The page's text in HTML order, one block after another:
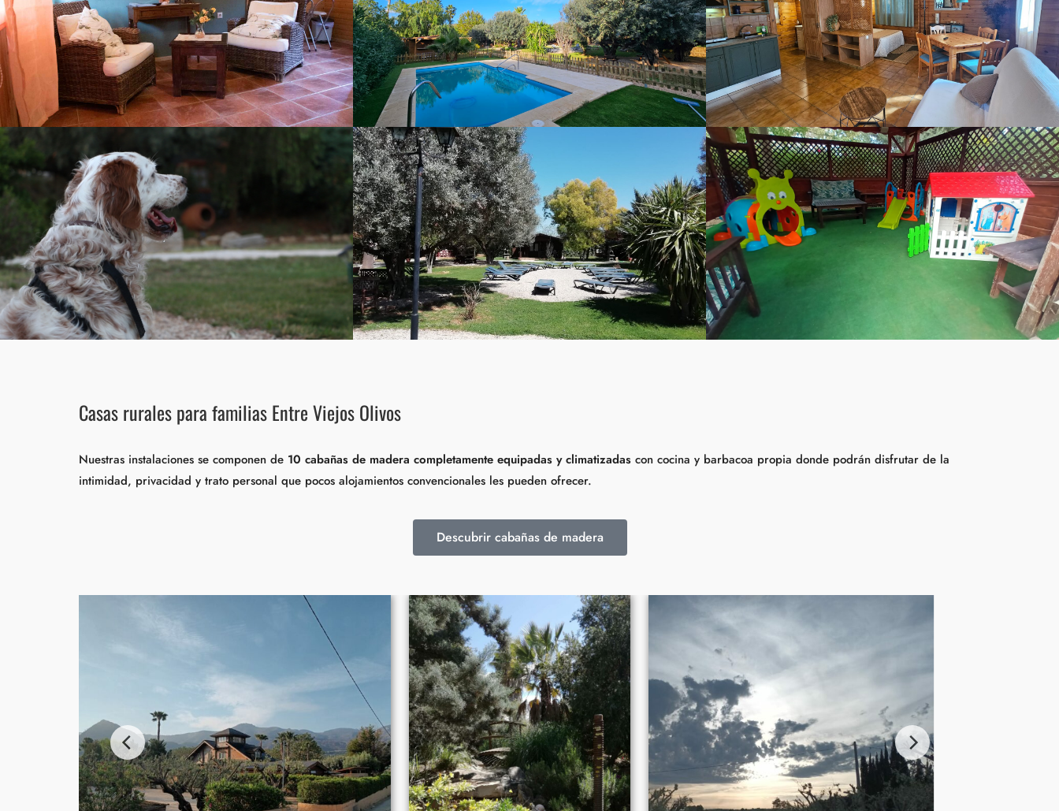
Casas rurales para familias Entre Viejos Olivos
Nuestras instalaciones se componen de 10 cabañas de madera completamente equipadas y climatizadas con cocina y barbacoa propia donde podrán disfrutar de la
intimidad, privacidad y trato personal que pocos alojamientos convencionales les pueden ofrecer.
Descubrir cabañas de madera